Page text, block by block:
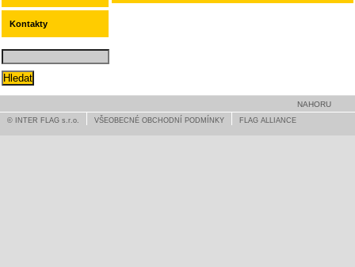
Kontakty
© INTER FLAG s.r.o. VŠEOBECNÉ OBCHODNÍ PODMÍNKY FLAG ALLIANCE
NAHORU